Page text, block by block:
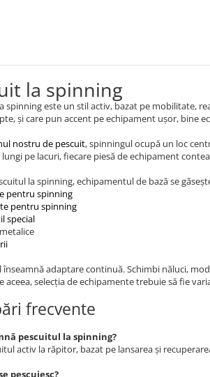
la spinning
spinning este un stil activ, bazat pe mobilitate,
și care pun accent pe echipament ușor, bine
nostru de pescuit, spinningul ocupă un loc
pe lacuri, fiecare piesă de echipament
la spinning, echipamentul de bază se
pentru spinning
pentru spinning
special
înseamnă adaptare continuă. Schimbi năluci,
aceea, selecția de echipamente trebuie să fie
frecvente
pescuitul la spinning?
activ la răpitor, bazat pe lansarea și
pescuiesc?